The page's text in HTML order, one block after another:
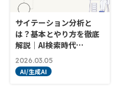
サイテーション分析と
は？基本とやり方を徹底
解説｜AI検索時代…
2026.03.05
AI/生成AI